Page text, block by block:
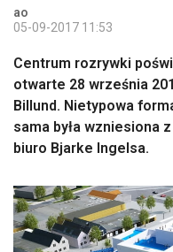
ao
05-09-2017 11:53
Centrum rozrywki
otwarte 28 września
Billund. Nietypowa
sama była wzniesiona
biuro Bjarke Ingelsa.